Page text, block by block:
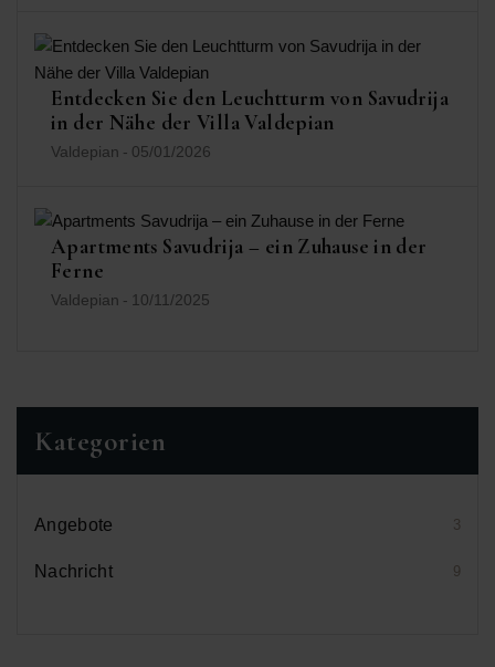
Entdecken Sie den Leuchtturm von Savudrija
in der Nähe der Villa Valdepian
Valdepian - 05/01/2026
Apartments Savudrija – ein Zuhause in der
Ferne
Valdepian - 10/11/2025
Kategorien
Angebote 3
Nachricht 9